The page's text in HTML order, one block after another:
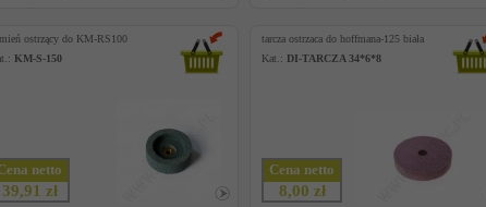
ostrzący do KM-RS100
KM-S-150
netto
39,91 zł
tarcza ostrzaca do hoffmana-125 biała
Kat.: DI-TARCZA 34*6*8
Cena netto
8,00 zł